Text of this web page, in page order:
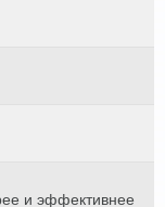
и эффективнее